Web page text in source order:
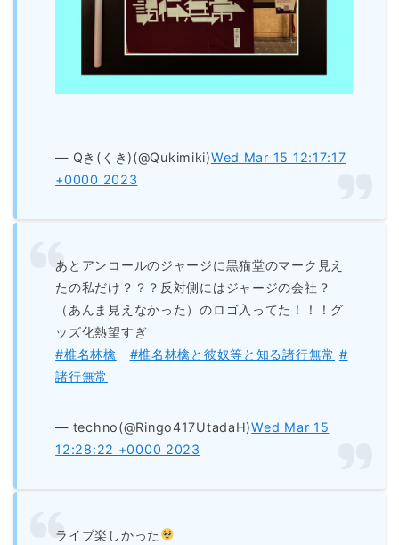
— Qき(くき)(@Qukimiki)Wed Mar 15 12:17:17
+0000 2023
あとアンコールのジャージに黒猫堂のマーク見え
たの私だけ？？？反対側にはジャージの会社？
（あんま見えなかった）のロゴ入ってた！！！グ
ッズ化熱望すぎ
#椎名林檎
#椎名林檎と彼奴等と知る諸行無常 #
諸行無常
— techno(@Ringo417UtadaH)Wed Mar 15
12:28:22 +0000 2023
ライブ楽しかった